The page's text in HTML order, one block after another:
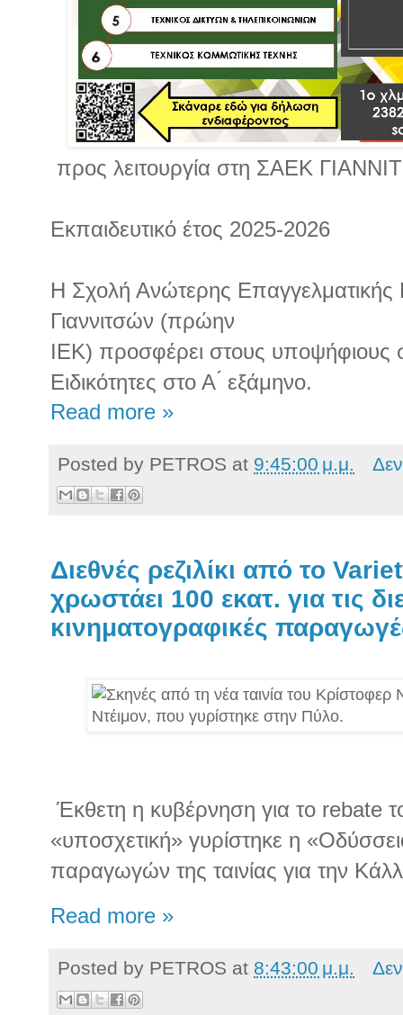
προς λειτουργία στη ΣΑΕΚ
Εκπαιδευτικό έτος 2025-2026
Η Σχολή Ανώτερης
Γιαννιτσών (πρώην
ΙΕΚ) προσφέρει στους υποψήφιους
Ειδικότητες στο Α ́ εξάμηνο.
Read more »
Posted by PETROS at 9:45:00 μ.μ.
Διεθνές ρεζιλίκι από το
χρωστάει 100 εκατ. για τις
κινηματογραφικές
Έκθετη η κυβέρνηση για το
«υποσχετική» γυρίστηκε η
παραγωγών της ταινίας για την
Read more »
Posted by PETROS at 8:43:00 μ.μ.